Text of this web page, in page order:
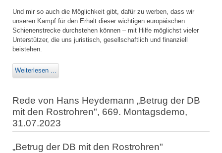
Und mir so auch die Möglichkeit gibt, dafür zu werben, dass wir
unseren Kampf für den Erhalt dieser wichtigen europäischen
Schienenstrecke durchstehen können – mit Hilfe möglichst vieler
Unterstützer, die uns juristisch, gesellschaftlich und finanziell
beistehen.
Weiterlesen ...
Rede von Hans Heydemann „Betrug der DB
mit den Rostrohren", 669. Montagsdemo,
31.07.2023
„Betrug der DB mit den Rostrohren"